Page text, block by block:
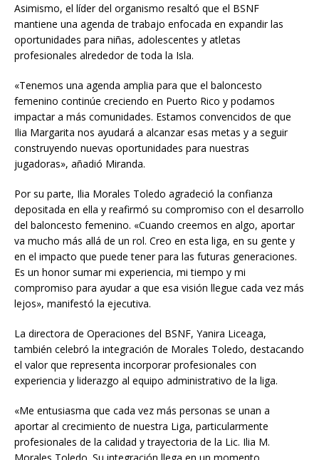
Asimismo, el líder del organismo resaltó que el BSNF
mantiene una agenda de trabajo enfocada en expandir las
oportunidades para niñas, adolescentes y atletas
profesionales alrededor de toda la Isla.
«Tenemos una agenda amplia para que el baloncesto
femenino continúe creciendo en Puerto Rico y podamos
impactar a más comunidades. Estamos convencidos de que
Ilia Margarita nos ayudará a alcanzar esas metas y a seguir
construyendo nuevas oportunidades para nuestras
jugadoras», añadió Miranda.
Por su parte, Ilia Morales Toledo agradeció la confianza
depositada en ella y reafirmó su compromiso con el desarrollo
del baloncesto femenino. «Cuando creemos en algo, aportar
va mucho más allá de un rol. Creo en esta liga, en su gente y
en el impacto que puede tener para las futuras generaciones.
Es un honor sumar mi experiencia, mi tiempo y mi
compromiso para ayudar a que esa visión llegue cada vez más
lejos», manifestó la ejecutiva.
La directora de Operaciones del BSNF, Yanira Liceaga,
también celebró la integración de Morales Toledo, destacando
el valor que representa incorporar profesionales con
experiencia y liderazgo al equipo administrativo de la liga.
«Me entusiasma que cada vez más personas se unan a
aportar al crecimiento de nuestra Liga, particularmente
profesionales de la calidad y trayectoria de la Lic. Ilia M.